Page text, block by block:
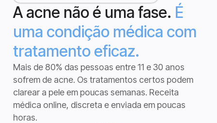
A acne não é uma fase. É
uma condição médica com
tratamento eficaz.
Mais de 80% das pessoas entre 11 e 30 anos
sofrem de acne. Os tratamentos certos podem
clarear a pele em poucas semanas. Receita
médica online, discreta e enviada em poucas
horas.